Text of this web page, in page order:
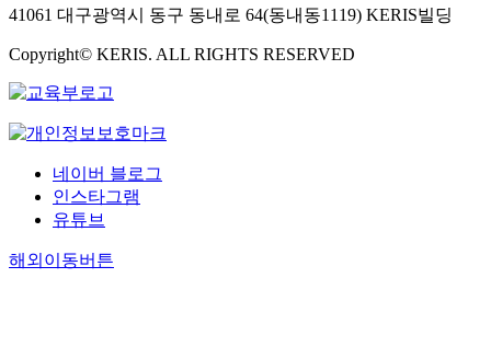
41061 대구광역시 동구 동내로 64(동내동1119) KERIS빌딩
Copyright© KERIS. ALL RIGHTS RESERVED
네이버 블로그
인스타그램
유튜브
해외이동버튼